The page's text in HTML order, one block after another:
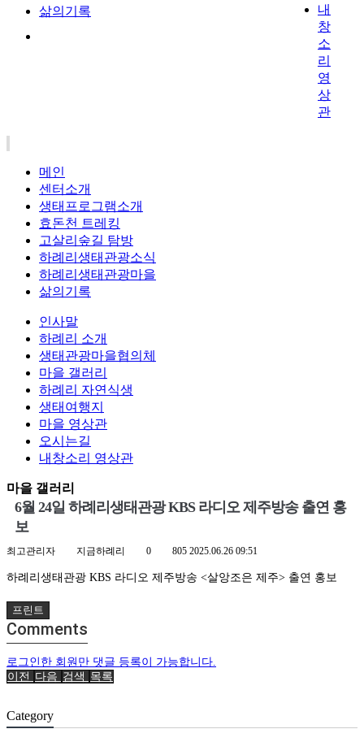
삶의기록
내
창
소
리
영
상
관
메인
센터소개
생태프로그램소개
효돈천 트레킹
고살리숲길 탐방
하례리생태관광소식
하례리생태관광마을
삶의기록
인사말
하례리 소개
생태관광마을협의체
마을 갤러리
하례리 자연식생
생태여행지
마을 영상관
오시는길
내창소리 영상관
마을 갤러리
6월 24일 하례리생태관광 KBS 라디오 제주방송 출연 홍
보
최고관리자 지금하례리 0 805 2025.06.26 09:51
하례리생태관광 KBS 라디오 제주방송 <살앙조은 제주> 출연 홍보
프린트
Comments
로그인한 회원만 댓글 등록이 가능합니다.
이전 다음 검색 목록
Category